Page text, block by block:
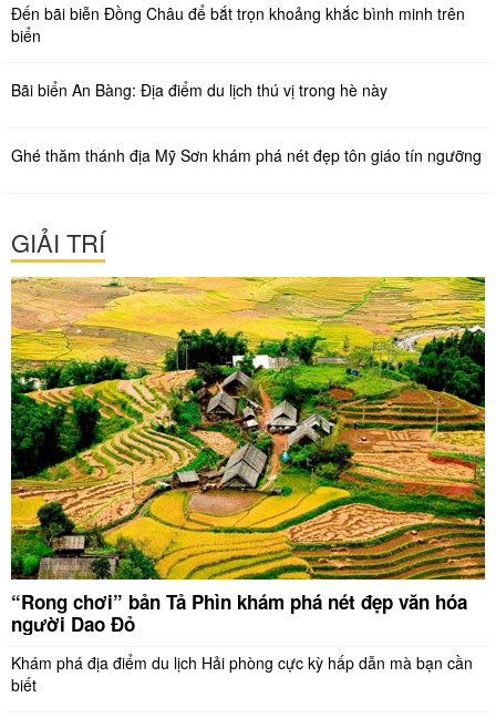
Đến bãi biễn Đồng Châu để bắt trọn khoảng khắc bình minh trên
biển
Bãi biển An Bàng: Địa điểm du lịch thú vị trong hè này
Ghé thăm thánh địa Mỹ Sơn khám phá nét đẹp tôn giáo tín ngưỡng
GIẢI TRÍ
“Rong chơi” bản Tả Phìn khám phá nét đẹp văn hóa
người Dao Đỏ
Khám phá địa điểm du lịch Hải phòng cực kỳ hấp dẫn mà bạn cần
biết